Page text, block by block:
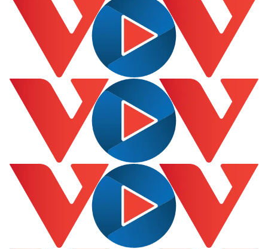
Kinh tế
Bất động sản
Khởi nghiệp
Thị trường
Giá vàng
Tiêu dùng
Tỷ giá